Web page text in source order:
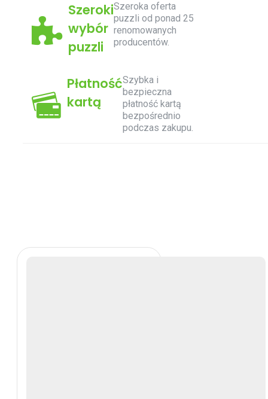
Szeroki
wybór
puzzli
Szeroka oferta
puzzli od ponad 25
renomowanych
producentów.
Płatność
kartą
Szybka i
bezpieczna
płatność kartą
bezpośrednio
podczas zakupu.